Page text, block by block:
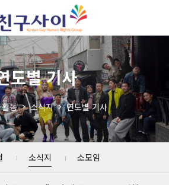
도별 기사
활동 소식지 연도별 기사
소식지 소모임